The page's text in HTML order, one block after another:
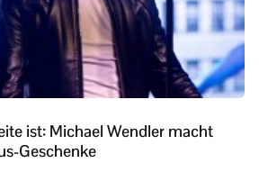
ist: Michael Wendler macht
Geschenke